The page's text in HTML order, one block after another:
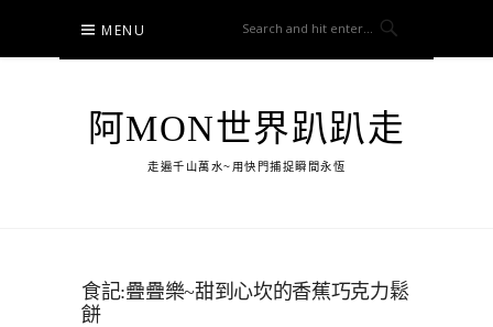
content
MENU
阿MON世界趴趴走
走遍千山萬水~用快門捕捉瞬間永恆
食記:疊疊樂~甜到心坎的香蕉巧克力鬆
餅